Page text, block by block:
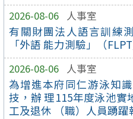
2026-08-06 人事室
有關財團法人語言訓練
「外語 能力測驗」（
2026-08-06 人事室
為增進本府同仁游泳知
技，辦 理115年度泳池實
工及退休 （職）人員踴躍